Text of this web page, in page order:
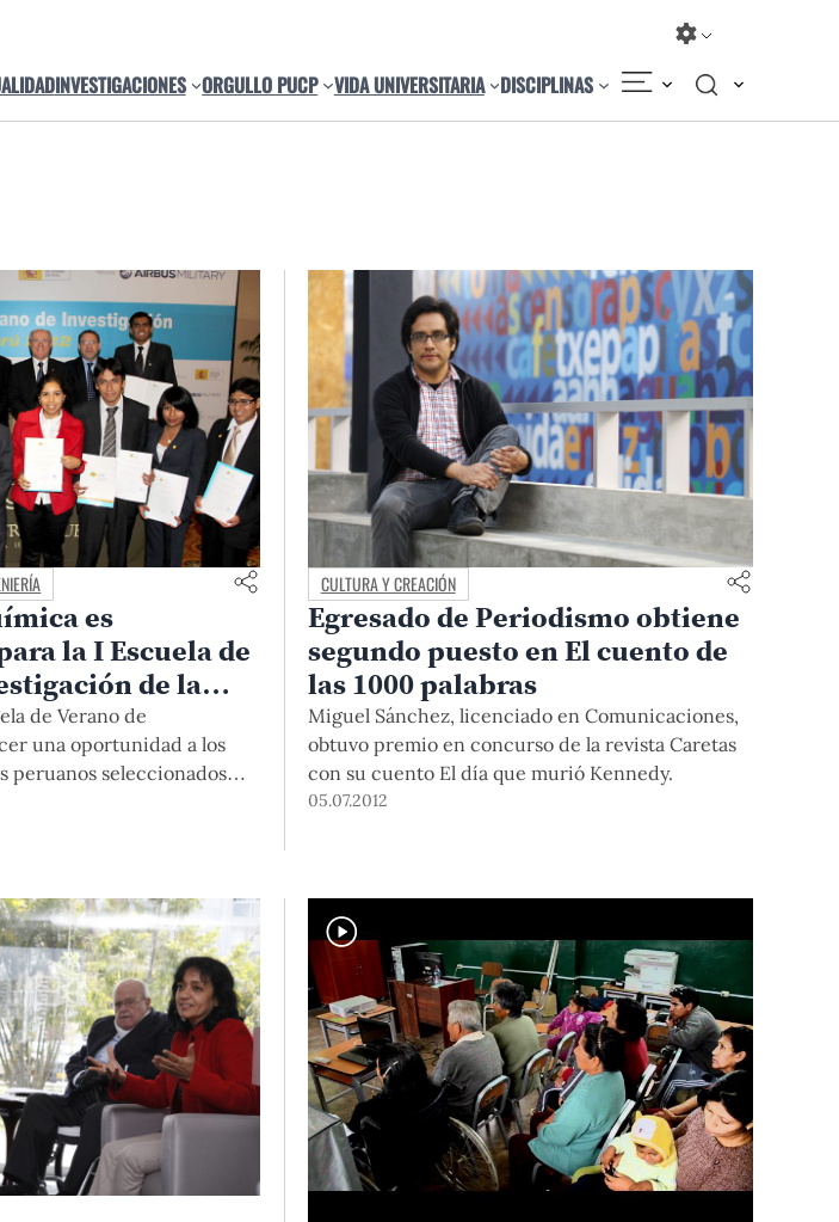
INVESTIGACIONES ORGULLO PUCP VIDA UNIVERSITARIA DISCIPLINAS
es
la I Escuela de
de la
de San Pablo de
de Verano de
una oportunidad a los
peruanos seleccionados
en el mundo de
CULTURA Y CREACIÓN
Egresado de Periodismo obtiene
segundo puesto en El cuento de
las 1000 palabras
Miguel Sánchez, licenciado en Comunicaciones,
obtuvo premio en concurso de la revista Caretas
con su cuento El día que murió Kennedy.
05.07.2012